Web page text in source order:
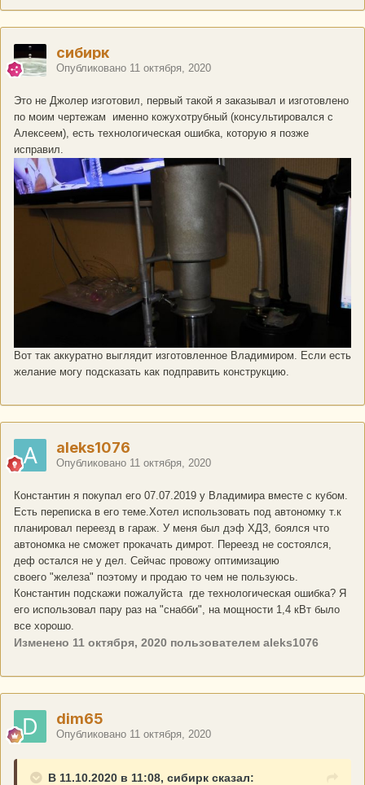
сибирк
Опубликовано 11 октября, 2020
Это не Джолер изготовил, первый такой я заказывал и изготовлено
по моим чертежам именно кожухотрубный (консультировался с
Алексеем), есть технологическая ошибка, которую я позже
исправил.
Вот так аккуратно выглядит изготовленное Владимиром. Если есть
желание могу подсказать как подправить конструкцию.
aleks1076
Опубликовано 11 октября, 2020
Константин я покупал его 07.07.2019 у Владимира вместе с кубом.
Есть переписка в его теме.Хотел использовать под автономку т.к
планировал переезд в гараж. У меня был дэф ХД3, боялся что
автономка не сможет прокачать димрот. Переезд не состоялся,
деф остался не у дел. Сейчас провожу оптимизацию
своего "железа" поэтому и продаю то чем не пользуюсь.
Константин подскажи пожалуйста где технологическая ошибка? Я
его использовал пару раз на "снабби", на мощности 1,4 кВт было
все хорошо.
Изменено 11 октября, 2020 пользователем aleks1076
dim65
Опубликовано 11 октября, 2020
В 11.10.2020 в 11:08, сибирк сказал: